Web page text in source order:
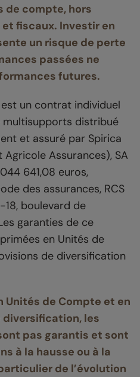
de compte, hors
fiscaux. Investir en
un risque de perte
passées ne
futures.
un contrat individuel
multisupports distribué
et assuré par Spirica
Assurances), SA
641,08 euros,
des assurances, RCS
18, boulevard de
garanties de ce
en Unités de
de diversification
Unités de Compte et en
les
pas garantis et sont
à la hausse ou à la
de l’évolution